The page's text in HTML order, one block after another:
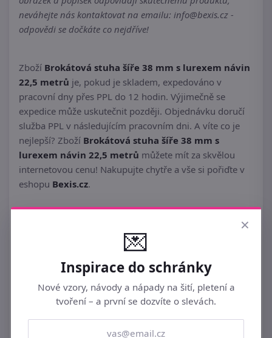
neváhejte nás kontaktovat na emailu: info@bexis.cz -
odpovědi se dočkáte co nejdříve!
Zboží Brokátová stuha šíře 38 mm s lurexem návin
22,5 metrů je, pokud je skladem, expedováno v
pracovní dny přes PPL do 12 hodin. Výjimečně se
expedice může uskutečnit později. Objednávku doručí
služba PPL v následujícím pracovním dni. A víte co je
nejlepší? Zboží Brokátová stuha šíře 38 mm s
lurexem návin 22,5 metrů můžete mít za skvělou
internetovou cenu! Nakupujte chytře a vše si pořiďte v
eshopu Bexis.cz.
Podobné ► STUHY LUREXOVÉ
×
💌
Inspirace do schránky
Nové vzory, návody a nápady na šití, pletení a
tvoření – a první se dozvíte o slevách.